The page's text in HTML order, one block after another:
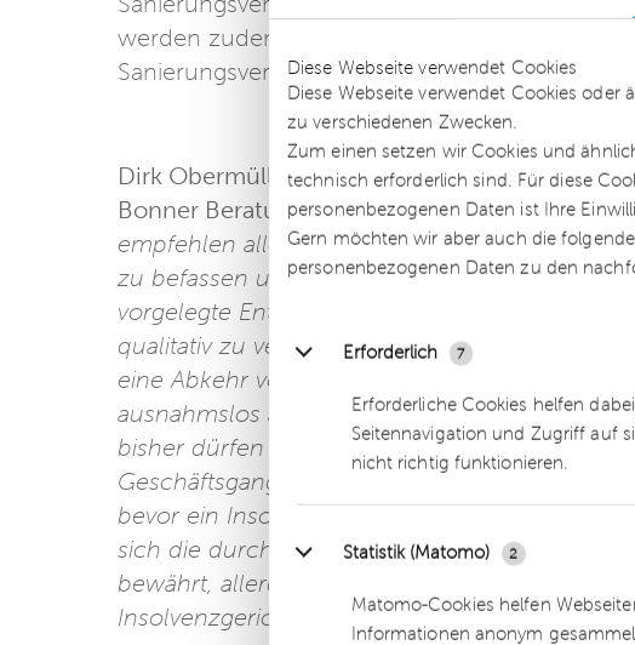
Diese Webseite verwendet Cookies
Diese Webseite verwendet Cookies
zu verschiedenen Zwecken.
Zum einen setzen wir Cookies und
technisch erforderlich sind. Für diese
personenbezogenen Daten ist Ihre
Gern möchten wir aber auch die
personenbezogenen Daten zu den
Erforderlich 7
Erforderliche Cookies helfen
Seitennavigation und Zugriff auf
nicht richtig funktionieren.
Statistik (Matomo) 2
Matomo-Cookies helfen
Informationen anonym
werden zudem alle weiteren Vertragspartner
Sanierungsverfahrens mit in die Haftung
Dirk Obermüller, Insolvenzverwalter und
Bonner Beratungsunternehmen dhpg, nimmt
empfehlen allen Stakeholdern bereits jetzt,
zu befassen und die erforderliche Anpassung
vorgelegte Entwurf sieht Maßnahmen vor, die
qualitativ zu verbessern und effizienter zu
eine Abkehr von bisher im deutschen
ausnahmslos alle Gläubiger in die
bisher dürfen die am Sanierungsplan nicht
Geschäftsgang weiter bedient werden. Das
bevor ein Insolvenzgrund nach nationalem
sich die durch Einführung des ESUG
bewährt, allerdings wird die Förmlichkeit des
Insolvenzgerichte vielfach als hinderlich